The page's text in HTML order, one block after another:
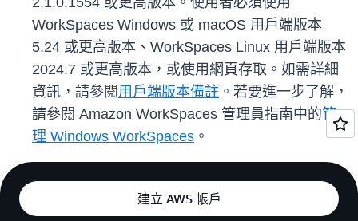
WorkSpaces Windows 或 macOS 用戶端版本
5.24 或更高版本、WorkSpaces Linux 用戶端版本
2024.7 或更高版本，或使用網頁存取。如需詳細
資訊，請參閱用戶端版本備註 。若要進一步了解，
請參閱 Amazon WorkSpaces 管理員指南中的管
理 Windows WorkSpaces 。
建立 AWS 帳戶